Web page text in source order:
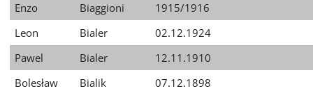
Enzo
Biaggioni
1915/1916
Leon
Bialer
02.12.1924
Pawel
Bialer
12.11.1910
Bolesław
Bialik
07.12.1898